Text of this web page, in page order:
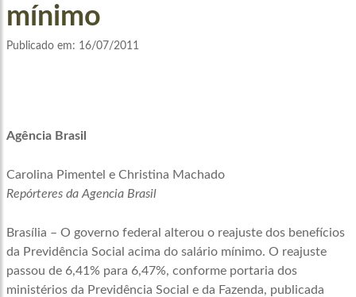
mínimo
Publicado em: 16/07/2011
Agência Brasil
Carolina Pimentel e Christina Machado
Repórteres da Agencia Brasil
Brasília – O governo federal alterou o reajuste dos benefícios
da Previdência Social acima do salário mínimo. O reajuste
passou de 6,41% para 6,47%, conforme portaria dos
ministérios da Previdência Social e da Fazenda, publicada